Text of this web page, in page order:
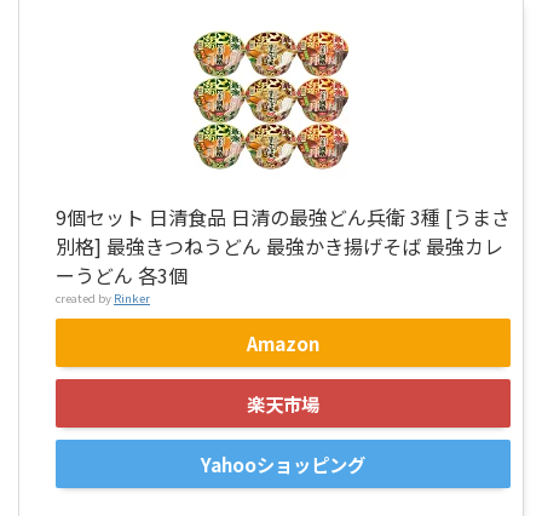
9個セット 日清食品 日清の最強どん兵衛 3種 [うまさ
別格] 最強きつねうどん 最強かき揚げそば 最強カレ
ーうどん 各3個
created by Rinker
Amazon
楽天市場
Yahooショッピング